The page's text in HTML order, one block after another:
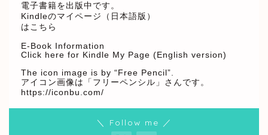
電子書籍を出版中です。
Kindleのマイページ（日本語版）
はこちら
E-Book Information
Click here for Kindle My Page (English version)
The icon image is by “Free Pencil”.
アイコン画像は「フリーペンシル」さんです。
https://iconbu.com/
＼ Follow me ／